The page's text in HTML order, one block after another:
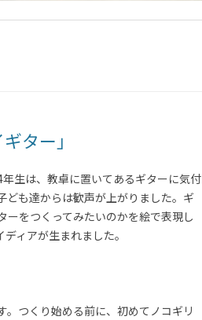
ター」
生は、教卓に置いてあるギターに気付
ども達からは歓声が上がりました。ギ
をつくってみたいのかを絵で表現し
ィアが生まれました。
つくり始める前に、初めてノコギリ